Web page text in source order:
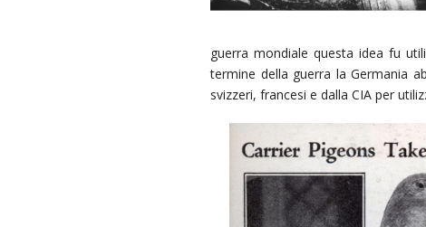
guerra mondiale questa idea fu
termine della guerra la Germania
svizzeri, francesi e dalla CIA per